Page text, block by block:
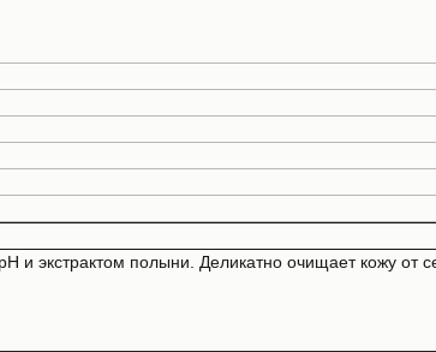
и экстрактом полыни. Деликатно очищает кожу от